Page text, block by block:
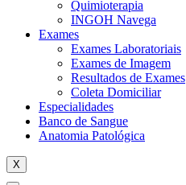
Quimioterapia
INGOH Navega
Exames
Exames Laboratoriais
Exames de Imagem
Resultados de Exames
Coleta Domiciliar
Especialidades
Banco de Sangue
Anatomia Patológica
X